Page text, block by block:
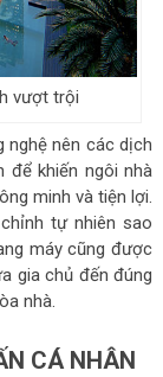
vượt trội
nghệ nên các dịch
để khiến ngôi nhà
minh và tiện lợi.
tự nhiên sao
máy cũng được
gia chủ đến đúng
nhà.
CÁ NHÂN